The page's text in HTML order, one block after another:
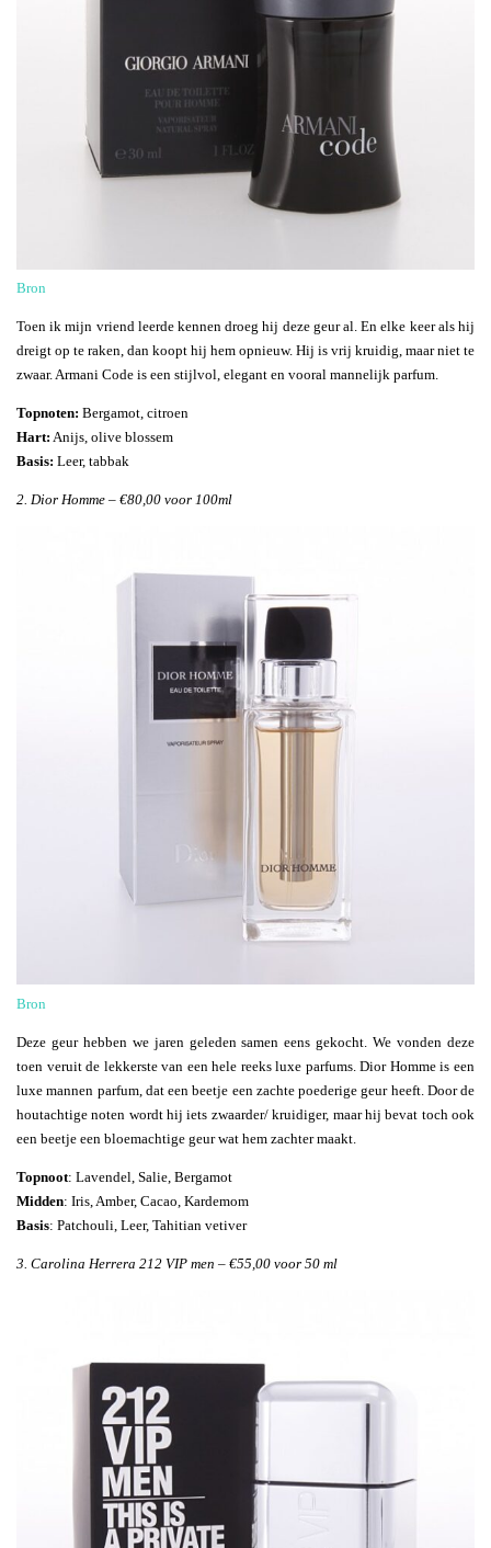
Bron
Toen ik mijn vriend leerde kennen droeg hij deze geur al. En elke keer als hij
dreigt op te raken, dan koopt hij hem opnieuw. Hij is vrij kruidig, maar niet te
zwaar. Armani Code is een stijlvol, elegant en vooral mannelijk parfum.
Topnoten: Bergamot, citroen
Hart: Anijs, olive blossem
Basis: Leer, tabbak
2. Dior Homme – €80,00 voor 100ml
Bron
Deze geur hebben we jaren geleden samen eens gekocht. We vonden deze
toen veruit de lekkerste van een hele reeks luxe parfums. Dior Homme is een
luxe mannen parfum, dat een beetje een zachte poederige geur heeft. Door de
houtachtige noten wordt hij iets zwaarder/ kruidiger, maar hij bevat toch ook
een beetje een bloemachtige geur wat hem zachter maakt.
Topnoot: Lavendel, Salie, Bergamot
Midden: Iris, Amber, Cacao, Kardemom
Basis: Patchouli, Leer, Tahitian vetiver
3. Carolina Herrera 212 VIP men – €55,00 voor 50 ml